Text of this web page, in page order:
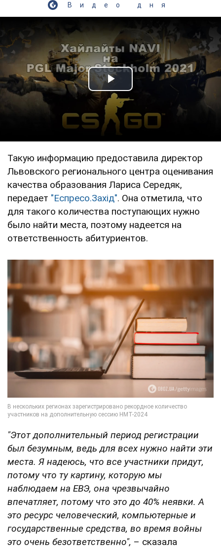
Видео дня
Play Video
Такую информацию предоставила директор
Львовского регионального центра оценивания
качества образования Лариса Середяк,
передает "Еспресо.Захід". Она отметила, что
для такого количества поступающих нужно
было найти места, поэтому надеется на
ответственность абитуриентов.
"Этот дополнительный период регистрации
был безумным, ведь для всех нужно найти эти
места. Я надеюсь, что все участники придут,
потому что ту картину, которую мы
наблюдаем на ЕВЭ, она чрезвычайно
впечатляет, потому что это до 40% неявки. А
это ресурс человеческий, компьютерные и
государственные средства, во время войны
это очень безответственно", – сказала